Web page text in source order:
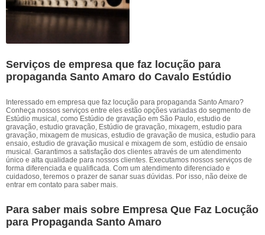
Serviços de empresa que faz locução para
propaganda Santo Amaro do Cavalo Estúdio
Interessado em empresa que faz locução para propaganda Santo Amaro?
Conheça nossos serviços entre eles estão opções variadas do segmento de
Estúdio musical, como Estúdio de gravação em São Paulo, estudio de
gravação, estudio gravação, Estúdio de gravação, mixagem, estudio para
gravação, mixagem de musicas, estudio de gravação de musica, estudio para
ensaio, estudio de gravação musical e mixagem de som, estúdio de ensaio
musical. Garantimos a satisfação dos clientes através de um atendimento
único e alta qualidade para nossos clientes. Executamos nossos serviços de
forma diferenciada e qualificada. Com um atendimento diferenciado e
cuidadoso, teremos o prazer de sanar suas dúvidas. Por isso, não deixe de
entrar em contato para saber mais.
Para saber mais sobre Empresa Que Faz Locução
para Propaganda Santo Amaro